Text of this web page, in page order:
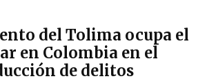
del Tolima ocupa el
en Colombia en el
de delitos